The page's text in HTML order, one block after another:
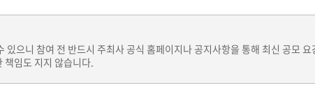
으니 참여 전 반드시 주최사 공식 홈페이지나 공지사항을 통해 최신 공모
책임도 지지 않습니다.